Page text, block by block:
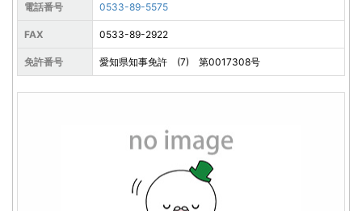
電話番号 0533-89-5575
FAX 0533-89-2922
免許番号 愛知県知事免許 (7) 第0017308号